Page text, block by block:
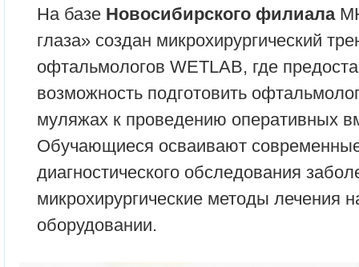
На базе Новосибирского филиала
глаза» создан микрохирургический
офтальмологов WETLAB, где
возможность подготовить
муляжах к проведению оперативных
Обучающиеся осваивают
диагностического обследования
микрохирургические методы лечения
оборудовании.